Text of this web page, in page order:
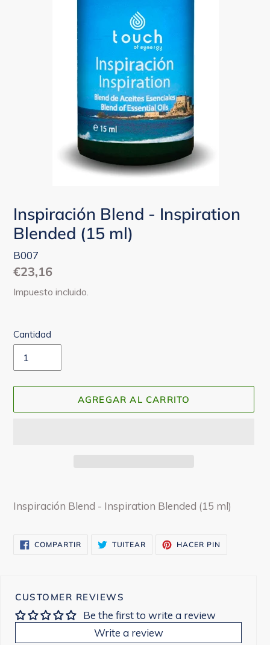
Inspiración Blend - Inspiration
Blended (15 ml)
B007
Precio
habitual
€23,16
Impuesto incluido.
Cantidad
AGREGAR AL CARRITO
el
producto
Inspiración Blend - Inspiration Blended (15 ml)
COMPARTIRCOMPARTIR
EN
TUITEAR TUITEARHACER PIN
CUSTOMER REVIEWS
Be the first to write a review
Write a review